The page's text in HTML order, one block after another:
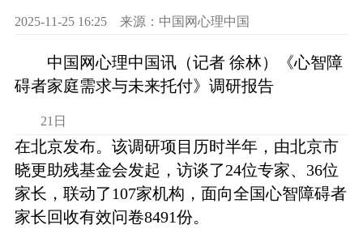
2025-11-25 16:25 来源：中国网心理中国
中国网心理中国讯（记者 徐林）《心智障
碍者家庭需求与未来托付》调研报告
21日
在北京发布。该调研项目历时半年，由北京市
晓更助残基金会发起，访谈了24位专家、36位
家长，联动了107家机构，面向全国心智障碍者
家长回收有效问卷8491份。